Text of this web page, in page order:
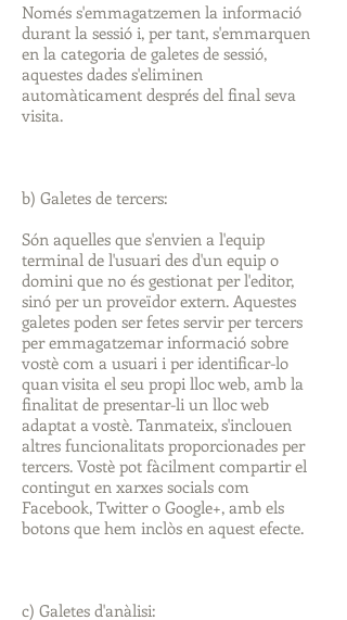
Només s'emmagatzemen la informació
durant la sessió i, per tant, s'emmarquen
en la categoria de galetes de sessió,
aquestes dades s'eliminen
automàticament després del final seva
visita.
b) Galetes de tercers:
Són aquelles que s'envien a l'equip
terminal de l'usuari des d'un equip o
domini que no és gestionat per l'editor,
sinó per un proveïdor extern. Aquestes
galetes poden ser fetes servir per tercers
per emmagatzemar informació sobre
vostè com a usuari i per identificar-lo
quan visita el seu propi lloc web, amb la
finalitat de presentar-li un lloc web
adaptat a vostè. Tanmateix, s'inclouen
altres funcionalitats proporcionades per
tercers. Vostè pot fàcilment compartir el
contingut en xarxes socials com
Facebook, Twitter o Google+, amb els
botons que hem inclòs en aquest efecte.
c) Galetes d'anàlisi: